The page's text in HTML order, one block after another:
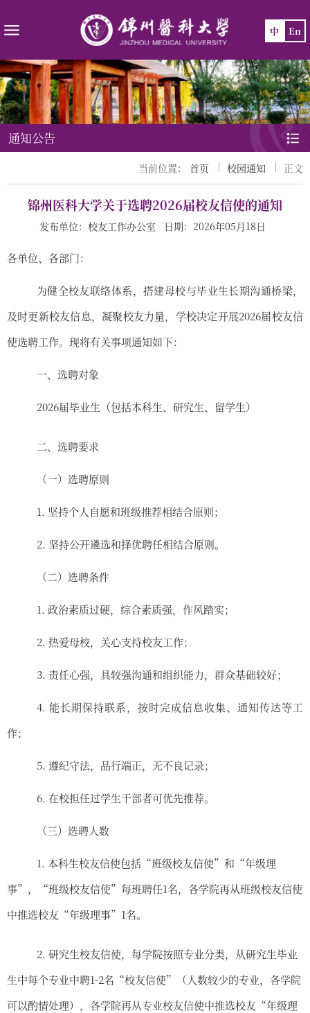
中 En
通知公告
当前位置： 首页 校园通知 正文
锦州医科大学关于选聘2026届校友信使的通知
发布单位：校友工作办公室 日期：2026年05月18日
各单位、各部门：
为健全校友联络体系，搭建母校与毕业生长期沟通桥梁，
及时更新校友信息，凝聚校友力量，学校决定开展2026届校友信
使选聘工作。现将有关事项通知如下：
一、 选聘对象
2026届毕业生（包括本科生、研究生、留学生）
二、 选聘要求
（一） 选聘原则
1. 坚持个人自愿和班级推荐相结合原则；
2. 坚持公开遴选和择优聘任相结合原则。
（二） 选聘条件
1. 政治素质过硬，综合素质强，作风踏实；
2. 热爱母校，关心支持校友工作；
3. 责任心强，具较强沟通和组织能力， 群众基础较好；
4. 能长期保持联系，按时完成信息收集、通知传达等工
作；
5. 遵纪守法，品行端正，无不良记录；
6. 在校担任过学生干部者可优先推荐。
（三） 选聘人数
1. 本科生校友信使包括“班级校友信使” 和 “年级理
事” ， “班级校友信使” 每班聘任1名，各学院再从班级校友信使
中推选校友 “年级理事”1名。
2. 研究生校友信使，每学院按照专业分类，
从研究生毕业
生中每个专业中聘1-2名 “校友信使” （人数较少的专业，各学院
可以酌情处理）， 各学院再从专业校友信使中推选校友 “年级理